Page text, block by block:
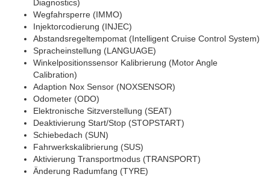
Diagnostics)
Wegfahrsperre (IMMO)
Injektorcodierung (INJEC)
Abstandsregeltempomat (Intelligent Cruise Control System)
Spracheinstellung (LANGUAGE)
Winkelpositionssensor Kalibrierung (Motor Angle
Calibration)
Adaption Nox Sensor (NOXSENSOR)
Odometer (ODO)
Elektronische Sitzverstellung (SEAT)
Deaktivierung Start/Stop (STOPSTART)
Schiebedach (SUN)
Fahrwerkskalibrierung (SUS)
Aktivierung Transportmodus (TRANSPORT)
Änderung Radumfang (TYRE)